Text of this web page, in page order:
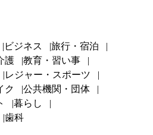
ビジネス
旅行・宿泊
護
教育・習い事
レジャー・スポーツ
ク
公共機関・団体
暮らし
歯科